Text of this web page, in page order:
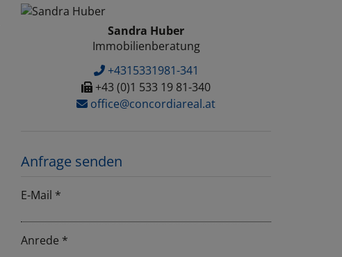
Sandra Huber
Immobilienberatung
+4315331981-341
+43 (0)1 533 19 81-340
office@concordiareal.at
Anfrage senden
E-Mail
Anrede